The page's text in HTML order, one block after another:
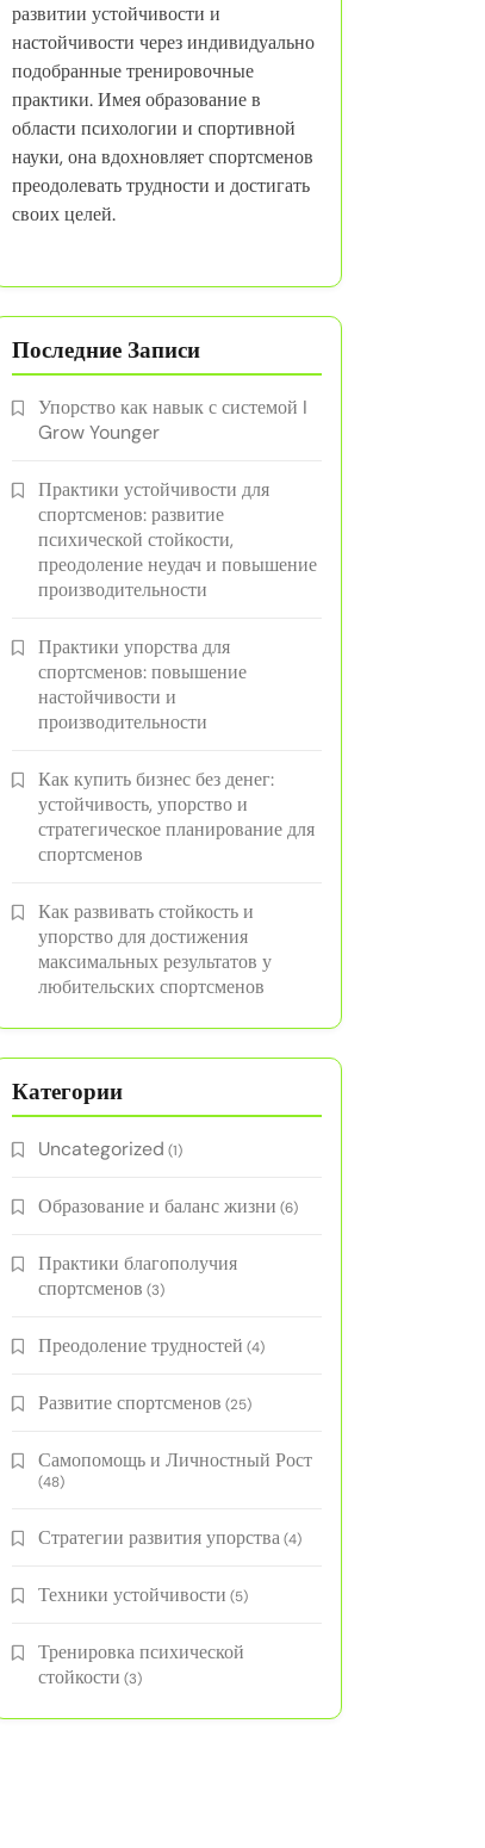
развитии устойчивости и
настойчивости через индивидуально
подобранные тренировочные
практики. Имея образование в
области психологии и спортивной
науки, она вдохновляет спортсменов
преодолевать трудности и достигать
своих целей.
Последние Записи
Упорство как навык с системой I
Grow Younger
Практики устойчивости для
спортсменов: развитие
психической стойкости,
преодоление неудач и повышение
производительности
Практики упорства для
спортсменов: повышение
настойчивости и
производительности
Как купить бизнес без денег:
устойчивость, упорство и
стратегическое планирование для
спортсменов
Как развивать стойкость и
упорство для достижения
максимальных результатов у
любительских спортсменов
Категории
Uncategorized (1)
Образование и баланс жизни (6)
Практики благополучия
спортсменов (3)
Преодоление трудностей (4)
Развитие спортсменов (25)
Самопомощь и Личностный Рост
(48)
Стратегии развития упорства(4)
Техники устойчивости (5)
Тренировка психической
стойкости (3)